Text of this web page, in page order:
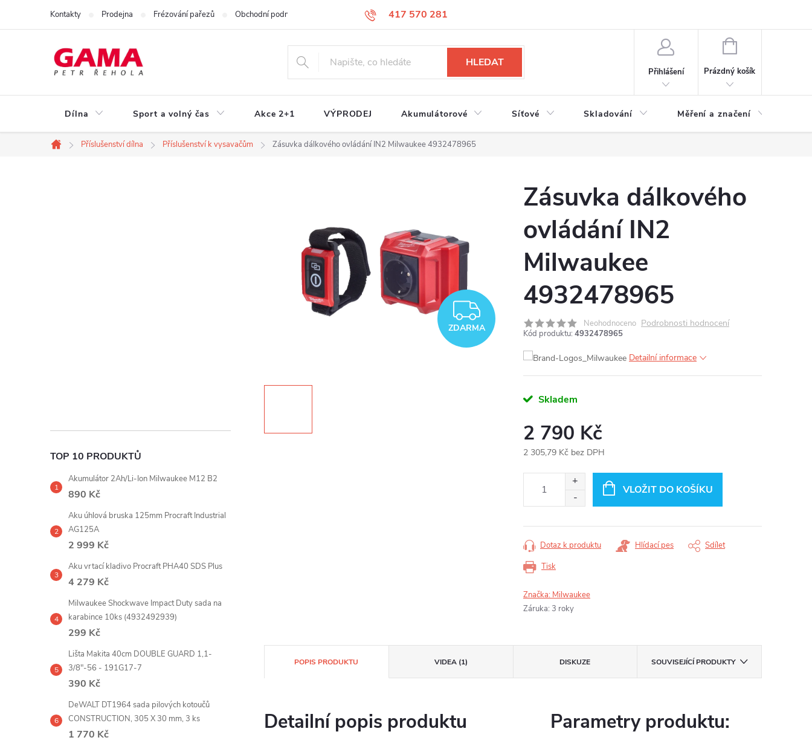
417 570 281
Kontakty Prodejna Frézování pařezů Obchodní podmínky Podmínky ochrany osobních údajů
HLEDAT
Přihlášení
NÁKUPNÍ
Prázdný košík
Dílna Sport a volný čas Akce 2+1 VÝPRODEJ Akumulátorové Síťové Skladování Měření a značení
Domů
Příslušenství dílna Příslušenství k vysavačům Zásuvka dálkového ovládání IN2 Milwaukee 4932478965
í
p
a
n
l
TOP 10 PRODUKTŮ
Akumulátor 2Ah/Li-Ion Milwaukee M12 B2
890 Kč
Aku úhlová bruska 125mm Procraft Industrial
AG125A
2 999 Kč
Aku vrtací kladivo Procraft PHA40 SDS Plus
4 279 Kč
Milwaukee Shockwave Impact Duty sada na
karabince 10ks (4932492939)
299 Kč
Lišta Makita 40cm DOUBLE GUARD 1,1-
3/8"-56 - 191G17-7
390 Kč
DeWALT DT1964 sada pilových kotoučů
CONSTRUCTION, 305 X 30 mm, 3 ks
1 770 Kč
ZDARMA
ZDARMA
Zásuvka dálkového
ovládání IN2
Milwaukee
4932478965
Neohodnoceno Podrobnosti hodnocení
Kód produktu: 4932478965
Detailní informace
Skladem
2 790 Kč
2 305,79 Kč bez DPH
VLOŽIT DO KOŠÍKU
Tisk
Dotaz k produktu Hlídací pes Sdílet
Značka: Milwaukee
Záruka: 3 roky
POPIS PRODUKTU VIDEA (1) DISKUZE SOUVISEJÍCÍ PRODUKTY
Detailní popis produktu Parametry produktu: